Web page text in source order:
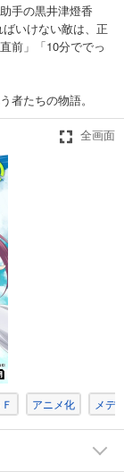
手の黒井津燈香
いけない敵は、正
前」「10分ででっ
者たちの物語。
全画面
アニメ化 メデ
第25話
試し読み
26話
27話
第28話
カート